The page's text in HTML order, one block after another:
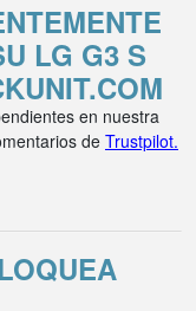
LG G3 S
en nuestra
de Trustpilot.